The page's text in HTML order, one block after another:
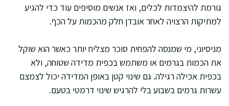
גורמת להיצמדות לכלים, ואז אנשים מוסיפים עוד כדי להגיע
למתיקות הרצויה לאחר אובדן חלק מהכמות על הכף.
מניסיוני, מי שמנסה להפחית סוכר מצליח יותר כאשר הוא שוקל
את הכמות בגרמים או משתמש בכפית מדידה שטוחה, ולא
בכפית אכילה רגילה. גם שינוי קטן באופן המדידה יכול לצמצם
עשרות גרמים בשבוע בלי להרגיש שינוי דרמטי בטעם.